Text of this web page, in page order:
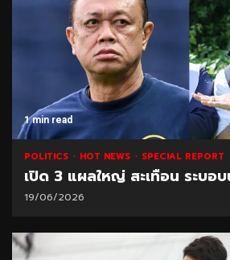
1 min read
POLITICS HOT NEWS SPECIAL REPORT
เปิด 3 แผลใหญ่ สะเทือน ระบอบ
19/06/2026